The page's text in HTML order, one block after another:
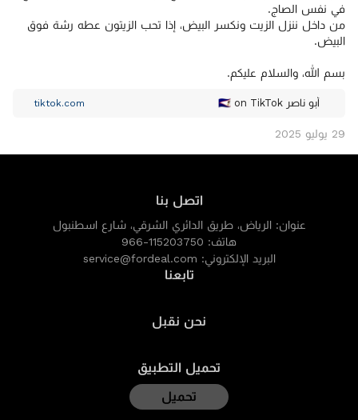
في نفس الصاج.
من داخل ننزل الزيت ونكسر البيض، إذا تحب الزيتون عطه رشة فوق
البيض.
بسم الله، والسلام عليكم.
أبو ناصر 🇸🇦 on TikTok tiktok.com
29 يوليو 2025
اتصل بنا
عنوان: الرياض، طريق الدائري الشرقي، شارع اسطنبول
هاتف: 966-115203750
البريد الإلكتروني: service@fordeal.com
تابعنا
نحن نقبل
تحميل التطبيق
تحميل